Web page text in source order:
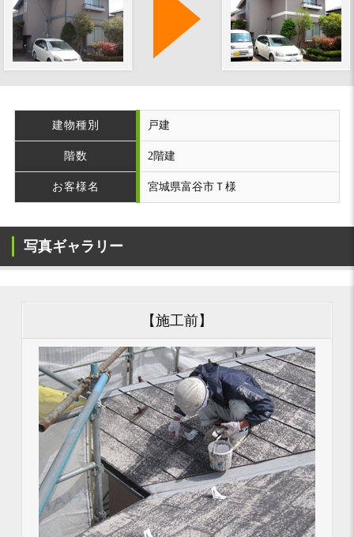
建物種別 戸建
階数 2階建
お客様名 宮城県富谷市Ｔ様
写真ギャラリー
【施工前】